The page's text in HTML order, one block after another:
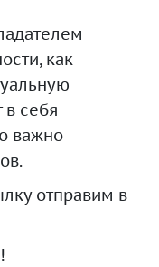
как
в себя
важно
отправим в